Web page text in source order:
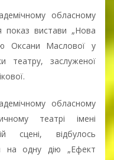
обласному
показ вистави „Нова
Оксани Маслової у
театру, заслуженої
обласному
театрі імені
сцені, відбулось
на одну дію „Ефект